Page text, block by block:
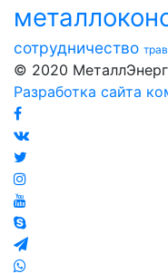
сотрудничество
© 2020
Разработка сайта